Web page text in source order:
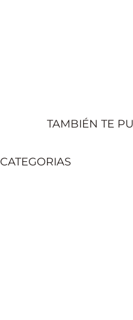
TAMBIÉN TE
CATEGORIAS